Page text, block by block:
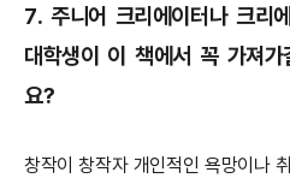
7. 주니어 크리에이터나 크리
대학생이 이 책에서 꼭 가져
요?
창작이 창작자 개인적인 욕망이나